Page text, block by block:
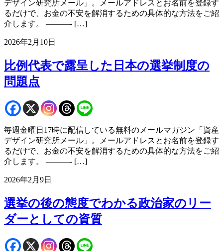
デザイン研究所メール」。メールアドレスとお名前を登録す
るだけで、お金の不安を解消するための具体的な方法をご紹
介します。 ———- […]
2026年2月10日
比例代表で露呈した日本の選挙制度の
問題点
毎週金曜日17時に配信している無料のメールマガジン「資産
デザイン研究所メール」。メールアドレスとお名前を登録す
るだけで、お金の不安を解消するための具体的な方法をご紹
介します。 ———- […]
2026年2月9日
選挙の後の態度でわかる政治家のリー
ダーとしての資質